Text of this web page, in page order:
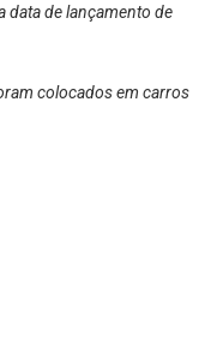
data de lançamento de
colocados em carros